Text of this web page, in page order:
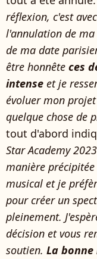
réflexion, c'est
l'annulation de ma
de ma date
être honnête ces
intense et je
évoluer mon
quelque chose de
tout d'abord
Star Academy 2023
manière
musical et je
pour créer un
pleinement.
décision et vous
soutien. La bonne